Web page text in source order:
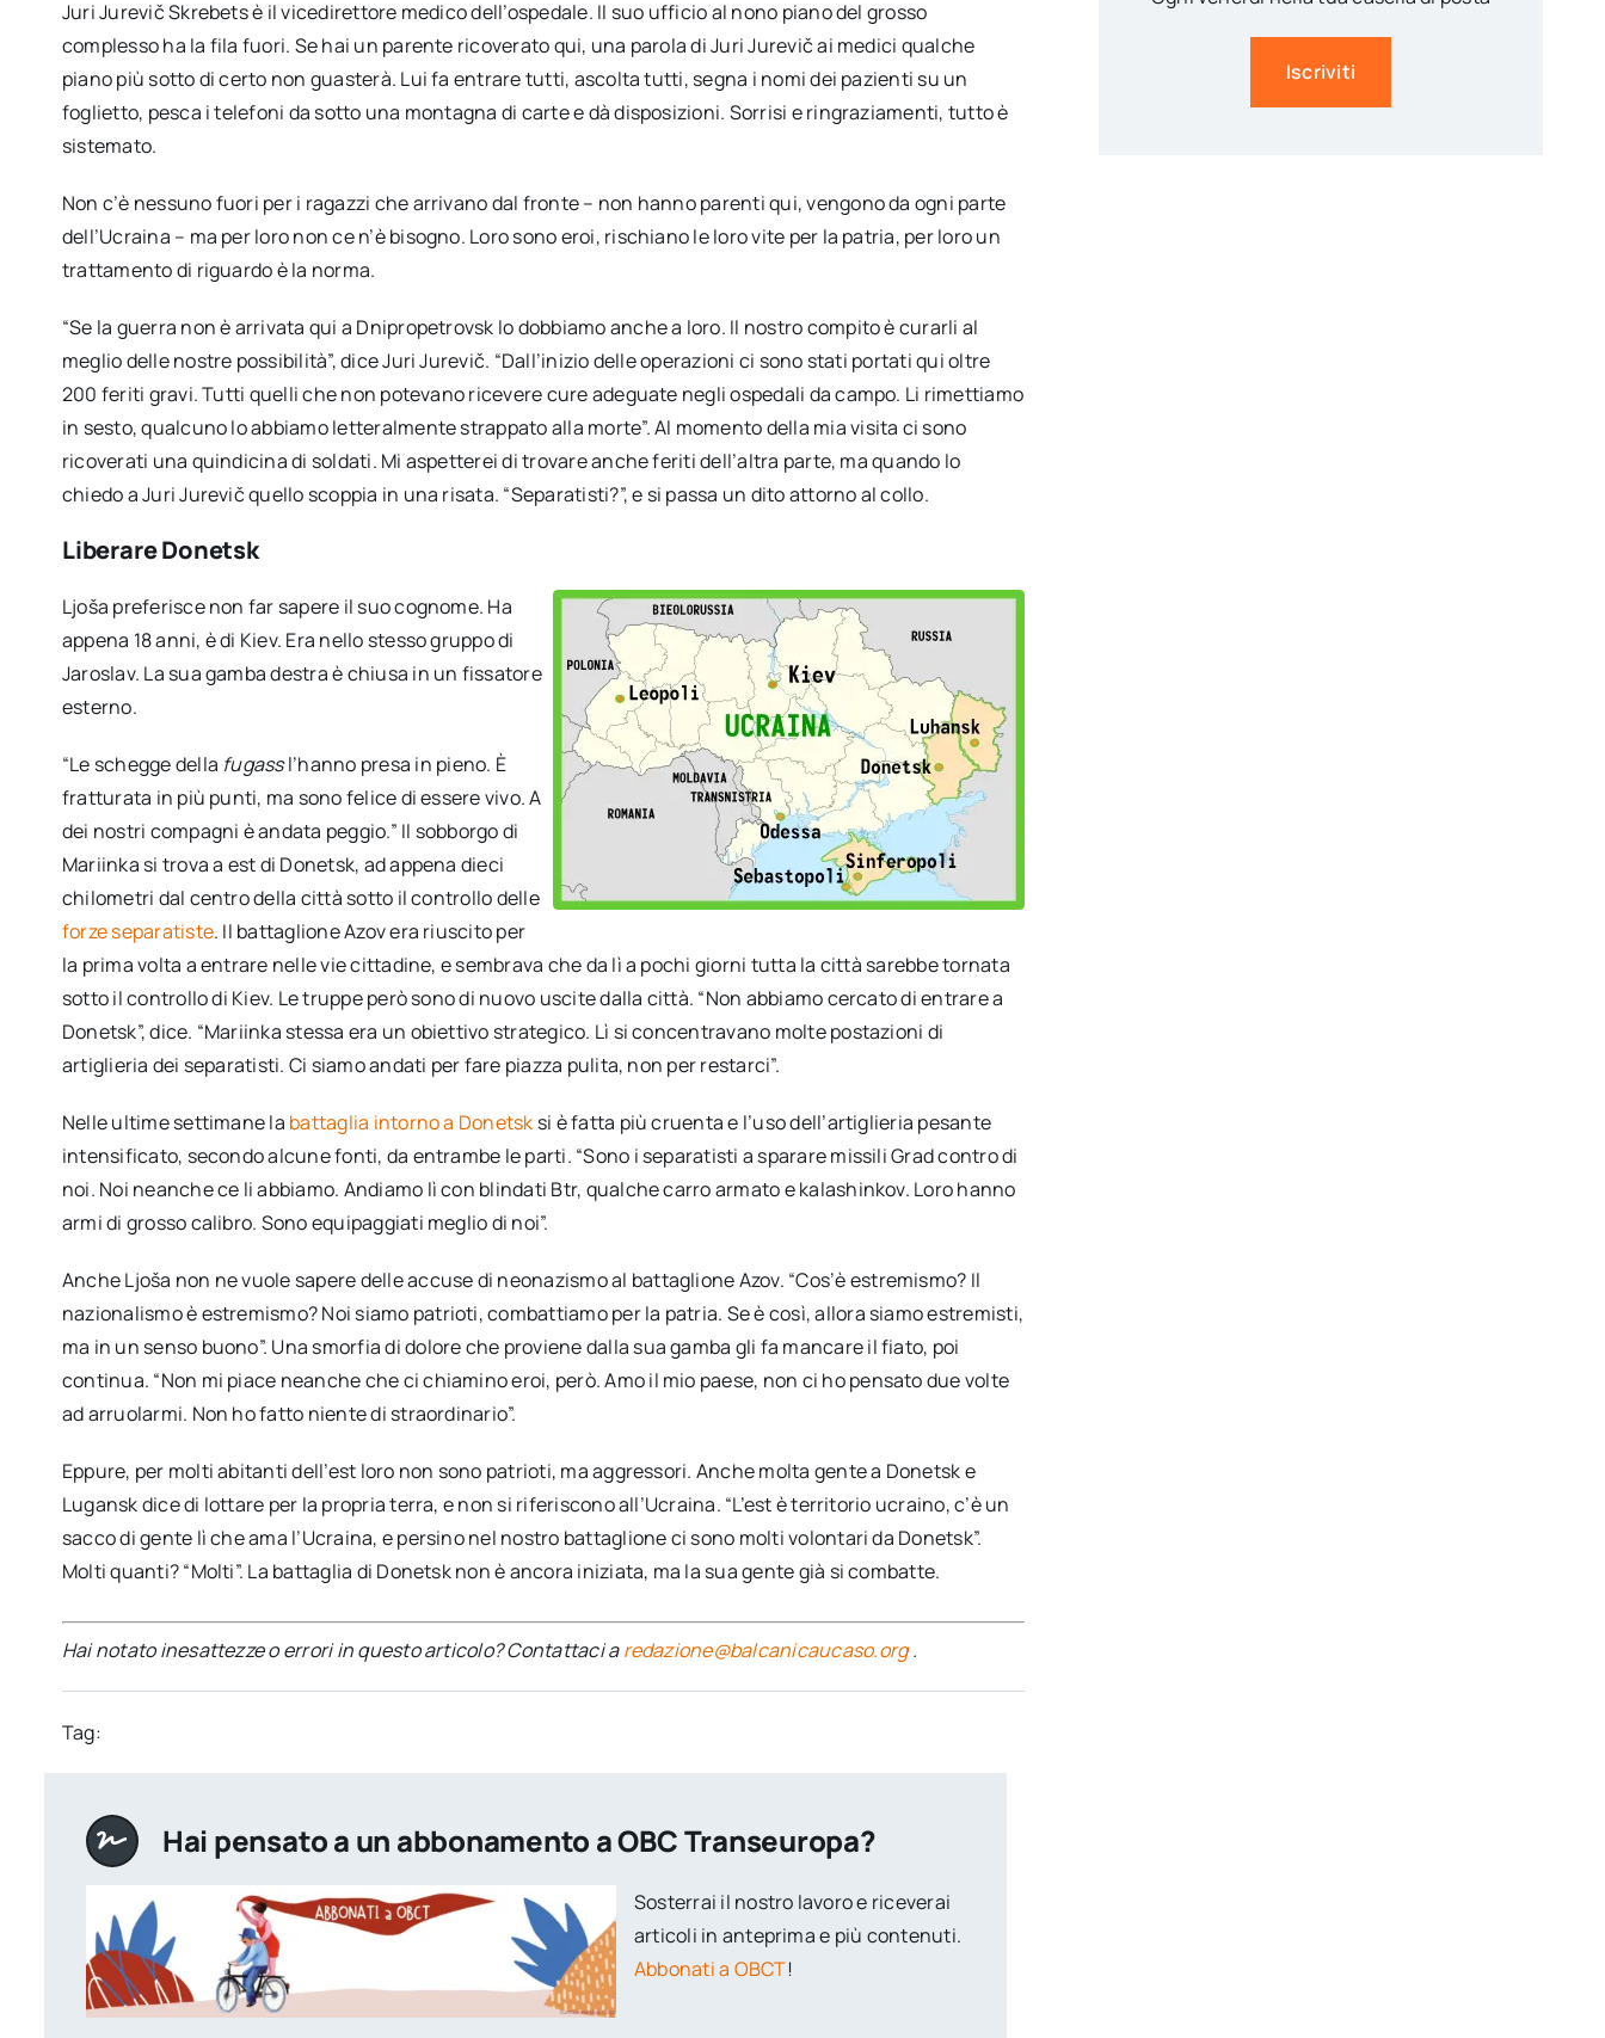
Juri Jurevič Skrebets è il vicedirettore medico dell’ospedale. Il suo ufficio al nono piano del grosso
complesso ha la fila fuori. Se hai un parente ricoverato qui, una parola di Juri Jurevič ai medici qualche
piano più sotto di certo non guasterà. Lui fa entrare tutti, ascolta tutti, segna i nomi dei pazienti su un
foglietto, pesca i telefoni da sotto una montagna di carte e dà disposizioni. Sorrisi e ringraziamenti, tutto è
sistemato.
Non c’è nessuno fuori per i ragazzi che arrivano dal fronte – non hanno parenti qui, vengono da ogni parte
dell’Ucraina – ma per loro non ce n’è bisogno. Loro sono eroi, rischiano le loro vite per la patria, per loro un
trattamento di riguardo è la norma.
“Se la guerra non è arrivata qui a Dnipropetrovsk lo dobbiamo anche a loro. Il nostro compito è curarli al
meglio delle nostre possibilità”, dice Juri Jurevič. “Dall’inizio delle operazioni ci sono stati portati qui oltre
200 feriti gravi. Tutti quelli che non potevano ricevere cure adeguate negli ospedali da campo. Li rimettiamo
in sesto, qualcuno lo abbiamo letteralmente strappato alla morte”. Al momento della mia visita ci sono
ricoverati una quindicina di soldati. Mi aspetterei di trovare anche feriti dell’altra parte, ma quando lo
chiedo a Juri Jurevič quello scoppia in una risata. “Separatisti?”, e si passa un dito attorno al collo.
Liberare Donetsk
Ljoša preferisce non far sapere il suo cognome. Ha
appena 18 anni, è di Kiev. Era nello stesso gruppo di
Jaroslav. La sua gamba destra è chiusa in un fissatore
esterno.
“Le schegge della fugassl’hanno presa in pieno. È
fratturata in più punti, ma sono felice di essere vivo. A
dei nostri compagni è andata peggio.” Il sobborgo di
Mariinka si trova a est di Donetsk, ad appena dieci
chilometri dal centro della città sotto il controllo delle
forze separatiste. Il battaglione Azov era riuscito per
la prima volta a entrare nelle vie cittadine, e sembrava che da lì a pochi giorni tutta la città sarebbe tornata
sotto il controllo di Kiev. Le truppe però sono di nuovo uscite dalla città. “Non abbiamo cercato di entrare a
Donetsk”, dice. “Mariinka stessa era un obiettivo strategico. Lì si concentravano molte postazioni di
artiglieria dei separatisti. Ci siamo andati per fare piazza pulita, non per restarci”.
Nelle ultime settimane la battaglia intorno a Donetsk si è fatta più cruenta e l’uso dell’artiglieria pesante
intensificato, secondo alcune fonti, da entrambe le parti. “Sono i separatisti a sparare missili Grad contro di
noi. Noi neanche ce li abbiamo. Andiamo lì con blindati Btr, qualche carro armato e kalashinkov. Loro hanno
armi di grosso calibro. Sono equipaggiati meglio di noi”.
Anche Ljoša non ne vuole sapere delle accuse di neonazismo al battaglione Azov. “Cos’è estremismo? Il
nazionalismo è estremismo? Noi siamo patrioti, combattiamo per la patria. Se è così, allora siamo estremisti,
ma in un senso buono”. Una smorfia di dolore che proviene dalla sua gamba gli fa mancare il fiato, poi
continua. “Non mi piace neanche che ci chiamino eroi, però. Amo il mio paese, non ci ho pensato due volte
ad arruolarmi. Non ho fatto niente di straordinario”.
Eppure, per molti abitanti dell’est loro non sono patrioti, ma aggressori. Anche molta gente a Donetsk e
Lugansk dice di lottare per la propria terra, e non si riferiscono all’Ucraina. “L’est è territorio ucraino, c’è un
sacco di gente lì che ama l’Ucraina, e persino nel nostro battaglione ci sono molti volontari da Donetsk”.
Molti quanti? “Molti”. La battaglia di Donetsk non è ancora iniziata, ma la sua gente già si combatte.
Hai notato inesattezze o errori in questo articolo? Contattaci aredazione@balcanicaucaso.org.
Tag:
Iscriviti
Hai pensato a un abbonamento a OBC Transeuropa?
Sosterrai il nostro lavoro e riceverai
articoli in anteprima e più contenuti.
Abbonati a OBCT!